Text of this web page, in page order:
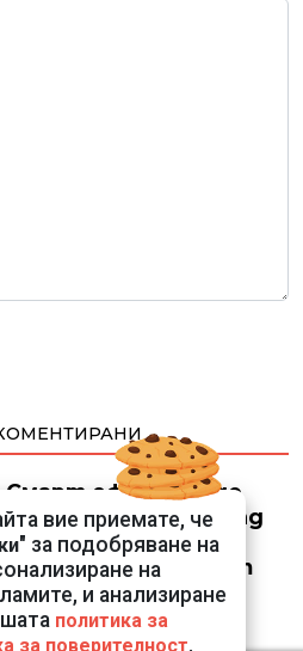
Смарт оферти с до
90% отстъпка за над
150 устройства от
Vivacom през август
вие приемате, че
" за подобряване на
на
и анализиране
политика за
за поверителност.